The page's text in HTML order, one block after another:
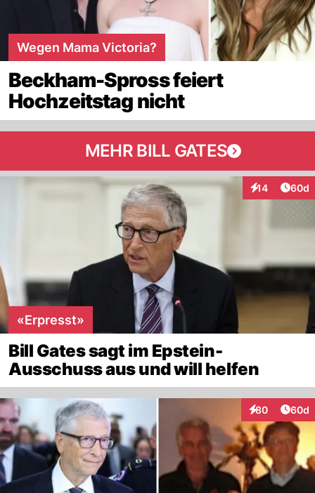
Wegen Mama Victoria?
Beckham-Spross feiert
Hochzeitstag nicht
MEHR BILL GATES
14
Interaktionen
60d
«Erpresst»
Bill Gates sagt im Epstein-
Ausschuss aus und will helfen
80
Interaktionen
60d